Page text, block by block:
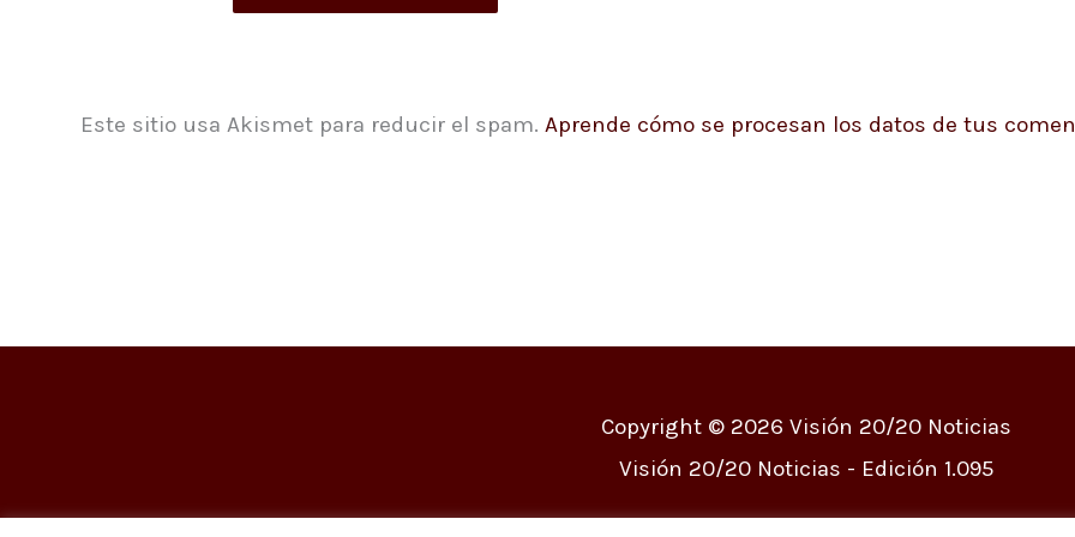
Este sitio usa Akismet para reducir el spam. Aprende cómo se procesan los datos de tus
Copyright © 2026 Visión 20/20 Noticias
Visión 20/20 Noticias - Edición 1.095